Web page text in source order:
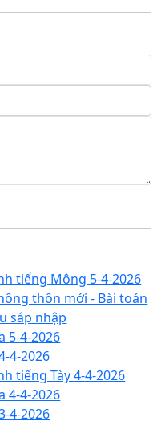
tiếng Mông 5-4-2026
thôn mới - Bài toán
sáp nhập
5-4-2026
4-2026
tiếng Tày 4-4-2026
4-4-2026
4-2026